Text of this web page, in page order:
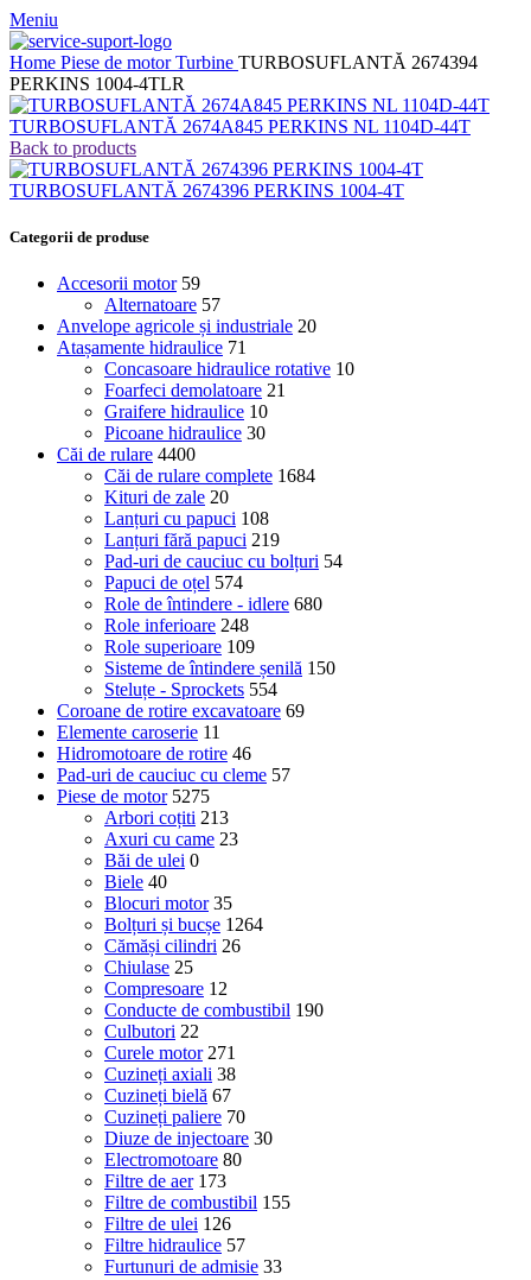
Meniu
Home Piese de motorTurbine TURBOSUFLANTĂ 2674394
PERKINS 1004-4TLR
TURBOSUFLANTĂ 2674A845 PERKINS NL 1104D-44T
Back to products
TURBOSUFLANTĂ 2674396 PERKINS 1004-4T
Categorii de produse
Accesorii motor 59
Alternatoare 57
Anvelope agricole și industriale 20
Atașamente hidraulice 71
Concasoare hidraulice rotative 10
Foarfeci demolatoare 21
Graifere hidraulice 10
Picoane hidraulice 30
Căi de rulare 4400
Căi de rulare complete 1684
Kituri de zale 20
Lanțuri cu papuci 108
Lanțuri fără papuci 219
Pad-uri de cauciuc cu bolțuri 54
Papuci de oțel 574
Role de întindere - idlere 680
Role inferioare 248
Role superioare 109
Sisteme de întindere șenilă 150
Steluțe - Sprockets 554
Coroane de rotire excavatoare 69
Elemente caroserie 11
Hidromotoare de rotire 46
Pad-uri de cauciuc cu cleme 57
Piese de motor 5275
Arbori coțiti 213
Axuri cu came 23
Băi de ulei 0
Biele 40
Blocuri motor 35
Bolțuri și bucșe 1264
Cămăși cilindri 26
Chiulase 25
Compresoare 12
Conducte de combustibil 190
Culbutori 22
Curele motor 271
Cuzineți axiali 38
Cuzineți bielă 67
Cuzineți paliere 70
Diuze de injectoare 30
Electromotoare 80
Filtre de aer 173
Filtre de combustibil 155
Filtre de ulei 126
Filtre hidraulice 57
Furtunuri de admisie 33